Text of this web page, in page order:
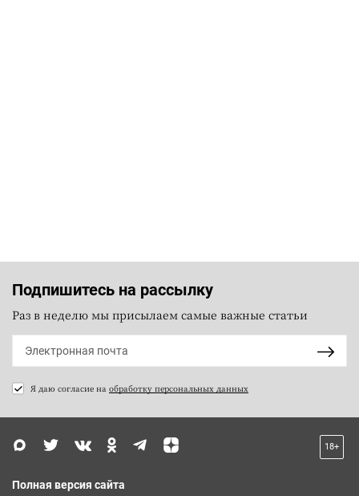
Подпишитесь на рассылку
Раз в неделю мы присылаем самые важные статьи
Я даю согласие на обработку персональных данных
18+
Полная версия сайта